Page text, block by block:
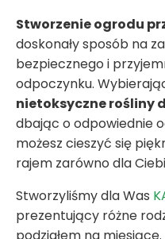
Stworzenie ogrodu
doskonały sposób na
bezpiecznego i
odpoczynku.
nietoksyczne rośliny
dbając o odpowiednie
możesz cieszyć się
rajem zarówno dla
Stworzyliśmy dla Was
prezentujący różne
podziałem na